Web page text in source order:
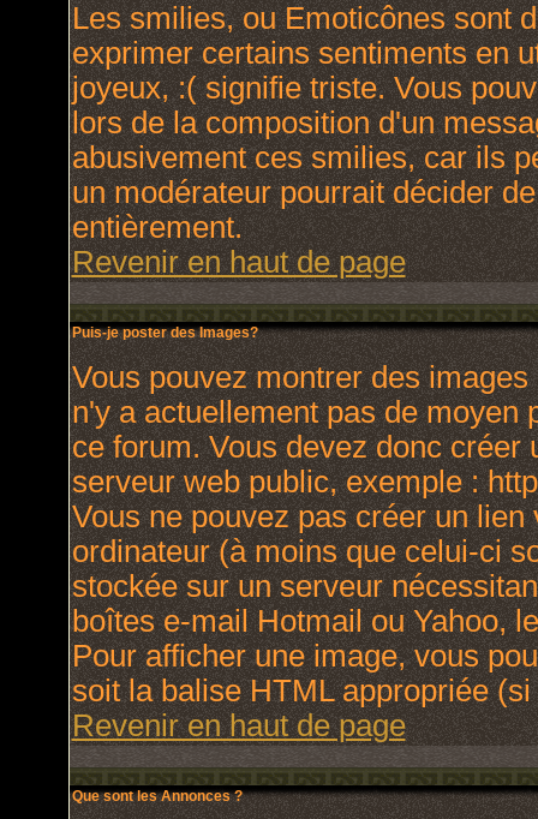
Les smilies, ou Emoticônes sont
exprimer certains sentiments en
joyeux, :( signifie triste. Vous
lors de la composition d'un
abusivement ces smilies, car ils
un modérateur pourrait décider
entièrement.
Revenir en haut de page
Puis-je poster des Images?
Vous pouvez montrer des
n'y a actuellement pas de moyen
ce forum. Vous devez donc
serveur web public, exemple :
Vous ne pouvez pas créer un
ordinateur (à moins que celui-ci
stockée sur un serveur
boîtes e-mail Hotmail ou Yahoo,
Pour afficher une image, vous
soit la balise HTML appropriée
Revenir en haut de page
Que sont les Annonces ?